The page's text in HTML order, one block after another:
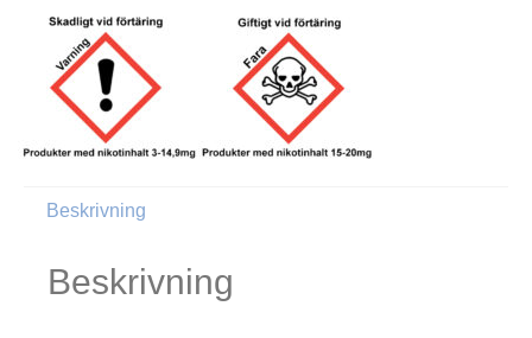
Beskrivning
Beskrivning